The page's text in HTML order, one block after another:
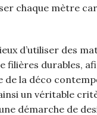
chaque mètre
d’utiliser des
filières durables,
de la déco
un véritable
démarche de